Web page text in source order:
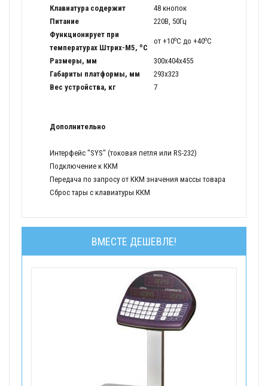
Клавиатура содержит
48 кнопок
Питание
220В, 50Гц
Функционирует при
температурах Штрих-M5, oC
от +10oC до +40oC
Размеры, мм
300x404x455
Габариты платформы, мм
293x323
Вес устройства, кг
7
Дополнительно
Интерфейс "SYS" (токовая петля или RS-232)
Подключение к ККМ
Передача по запросу от ККМ значения массы товара
Сброс тары с клавиатуры ККМ
ВМЕСТЕ ДЕШЕВЛЕ!